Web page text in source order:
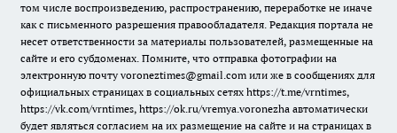
том числе воспроизведению, распространению, переработке не иначе
как с письменного разрешения правообладателя. Редакция портала не
несет ответственности за материалы пользователей, размещенные на
сайте и его субдоменах. Помните, что отправка фотографии на
электронную почту voroneztimes@gmail.com или же в сообщениях для
официальных страницах в социальных сетях https://t.me/vrntimes,
https://vk.com/vrntimes, https://ok.ru/vremya.voronezha автоматически
будет являться согласием на их размещение на сайте и на страницах в